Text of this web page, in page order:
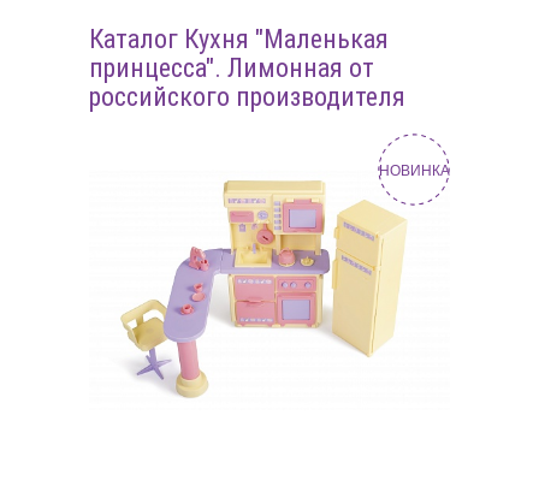
Каталог Кухня "Маленькая
принцесса". Лимонная от
российского производителя
НОВИНКА